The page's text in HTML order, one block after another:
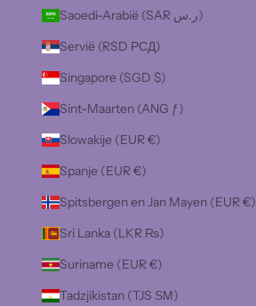
Saoedi-Arabië (SAR ر.س)
Servië (RSD РСД)
Singapore (SGD $)
Sint-Maarten (ANG ƒ)
Slowakije (EUR €)
Spanje (EUR €)
Spitsbergen en Jan Mayen (EUR €)
Sri Lanka (LKR ₨)
Suriname (EUR €)
Tadzjikistan (TJS ЅМ)